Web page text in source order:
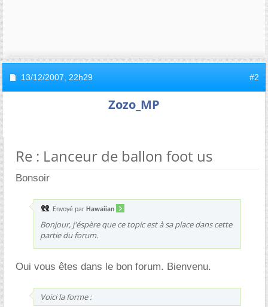
13/12/2007, 22h29 #2
Zozo_MP
Re : Lanceur de ballon foot us
Bonsoir
Envoyé par Hawaiian
Bonjour, j'éspère que ce topic est à sa place dans cette
partie du forum.
Oui vous êtes dans le bon forum. Bienvenu.
Voici la forme :